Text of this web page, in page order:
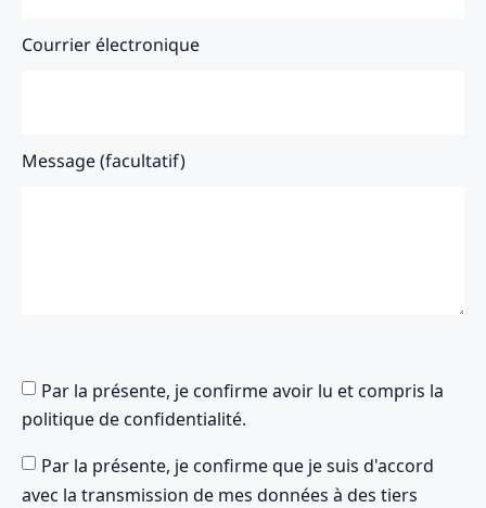
Courrier électronique
Message (facultatif)
Par la présente, je confirme avoir lu et compris la
politique de confidentialité.
Par la présente, je confirme que je suis d'accord
avec la transmission de mes données à des tiers